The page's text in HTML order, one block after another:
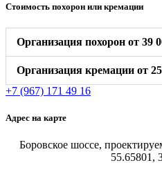
Стоимость похорон или кремации
Организация похорон от 39
Организация кремации от
+7 (967) 171 49 16
Адрес на карте
Боровское шоссе,
55.65801,